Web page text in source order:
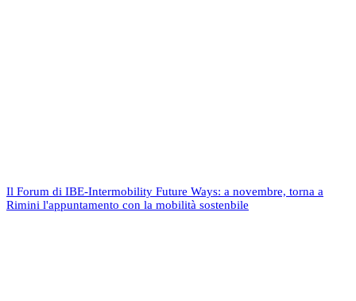
Il Forum di IBE-Intermobility Future Ways: a novembre, torna a
Rimini l'appuntamento con la mobilità sostenbile